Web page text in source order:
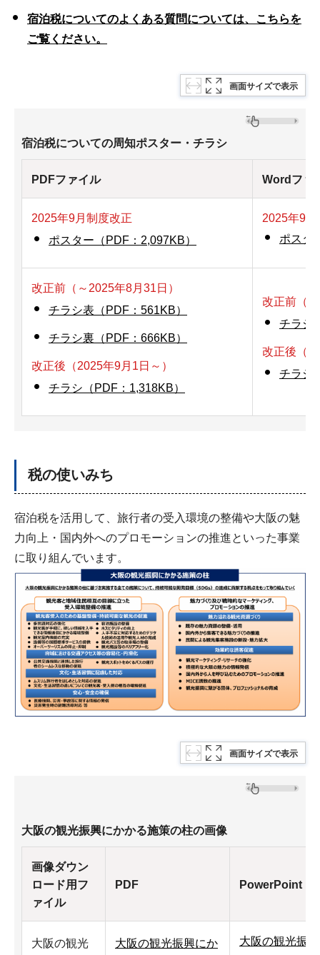
宿泊税についてのよくある質問については、こちらを
ご覧ください。
画面サイズで表示
宿泊税についての周知ポスター・チラシ
PDFファイル Wordファ
2025年9月制度改正
ポスター（PDF：2,097KB）
2025年9
ポスタ
改正前（～2025年8月31日）
チラシ表（PDF：561KB）
チラシ裏（PDF：666KB）
改正後（2025年9月1日～）
チラシ（PDF：1,318KB）
改正前（
チラシ
改正後（
チラシ
税の使いみち
宿泊税を活用して、旅行者の受入環境の整備や大阪の魅
力向上・国内外へのプロモーションの推進といった事業
に取り組んでいます。
画面サイズで表示
大阪の観光振興にかかる施策の柱の画像
画像ダウン
ロード用フ
ァイル
PDF PowerPoint
大阪の観光 大阪の観光振興にか 大阪の観光振